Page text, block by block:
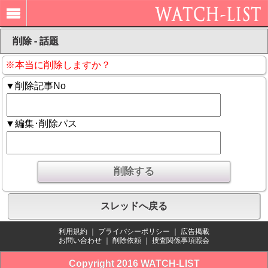
削除 - 話題
※本当に削除しますか？
▼削除記事No
▼編集･削除パス
スレッドへ戻る
利用規約 プライバシーポリシー
広告掲載
お問い合わせ
削除依頼 捜査関係事項照会
Copyright 2016 WATCH-LIST